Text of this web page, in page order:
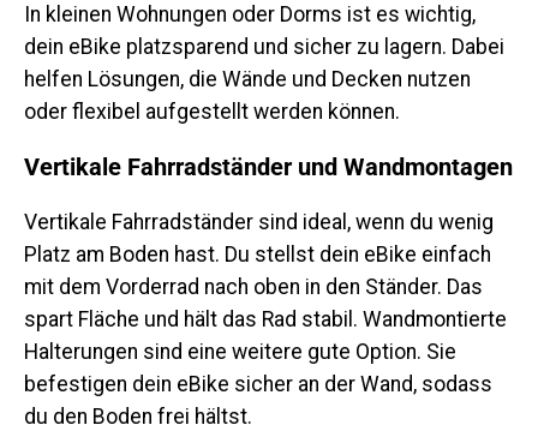
In kleinen Wohnungen oder Dorms ist es wichtig,
dein eBike platzsparend und sicher zu lagern. Dabei
helfen Lösungen, die Wände und Decken nutzen
oder flexibel aufgestellt werden können.
Vertikale Fahrradständer und Wandmontagen
Vertikale Fahrradständer sind ideal, wenn du wenig
Platz am Boden hast. Du stellst dein eBike einfach
mit dem Vorderrad nach oben in den Ständer. Das
spart Fläche und hält das Rad stabil. Wandmontierte
Halterungen sind eine weitere gute Option. Sie
befestigen dein eBike sicher an der Wand, sodass
du den Boden frei hältst.